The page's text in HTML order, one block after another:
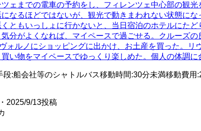
ツェまでの電車の予約をし、フィレンツェ中心部の
なるほどではないが、観光で動きまわれない状態に
ともいっしょに行かないと、当日宿泊のホテルにた
分がよくなれば、マイペースで過ごせる。クルー
ォルノにショッピングに出かけ、お土産を買った。
い物をマイペースでゆっくり楽しめた。個人の体調
段:船会社等のシャトルバス移動時間:30分未満移動費用 :
2025/9/13投稿